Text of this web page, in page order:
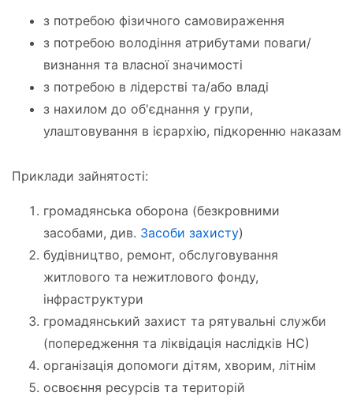
з потребою фізичного самовираження
з потребою володіння атрибутами поваги/
визнання та власної значимості
з потребою в лідерстві та/або владі
з нахилом до об'єднання у групи,
улаштовування в ієрархію, підкоренню наказам
Приклади зайнятості:
громадянська оборона (безкровними
засобами, див. Засоби захисту)
будівництво, ремонт, обслуговування
житлового та нежитлового фонду,
інфраструктури
громадянський захист та рятувальні служби
(попередження та ліквідація наслідків НС)
організація допомоги дітям, хворим, літнім
освоєння ресурсів та територій